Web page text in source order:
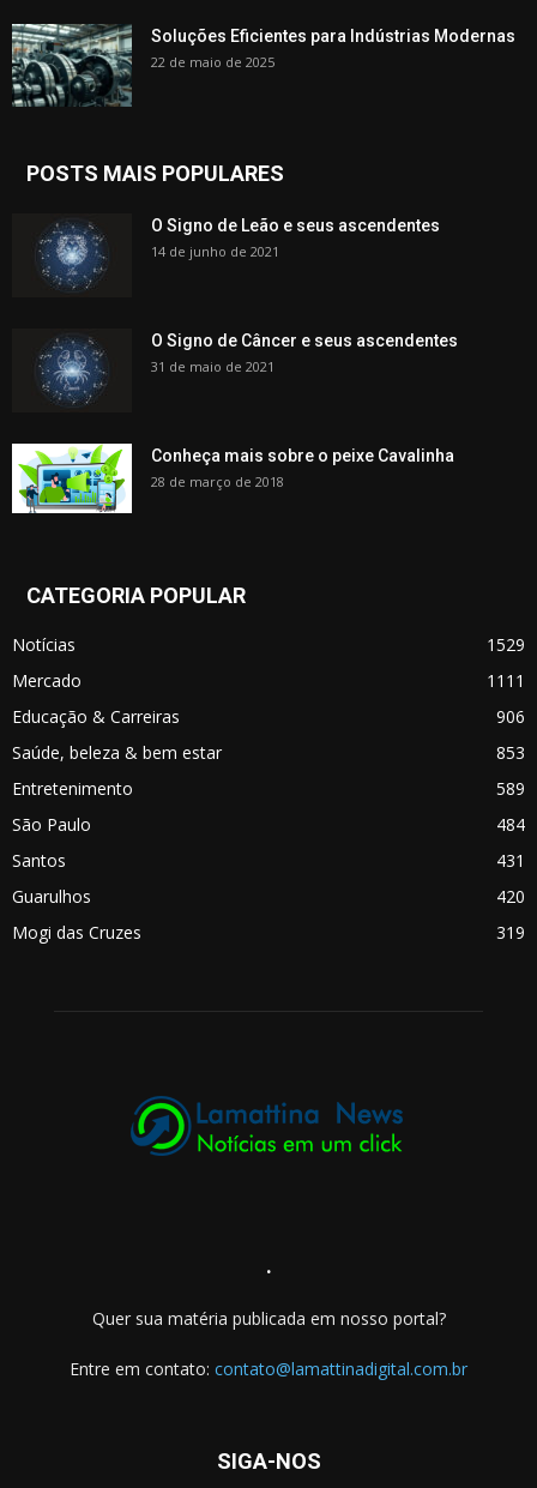
Soluções Eficientes para Indústrias Modernas
22 de maio de 2025
POSTS MAIS POPULARES
O Signo de Leão e seus ascendentes
14 de junho de 2021
O Signo de Câncer e seus ascendentes
31 de maio de 2021
Conheça mais sobre o peixe Cavalinha
28 de março de 2018
CATEGORIA POPULAR
Notícias
1529
Mercado
1111
Educação & Carreiras
906
Saúde, beleza & bem estar
853
Entretenimento
589
São Paulo
484
Santos
431
Guarulhos
420
Mogi das Cruzes
319
.
Quer sua matéria publicada em nosso portal?
Entre em contato: contato@lamattinadigital.com.br
SIGA-NOS